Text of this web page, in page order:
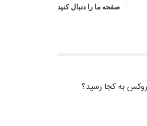
صفحه ما را دنبال کنید
به کجا رسید؟